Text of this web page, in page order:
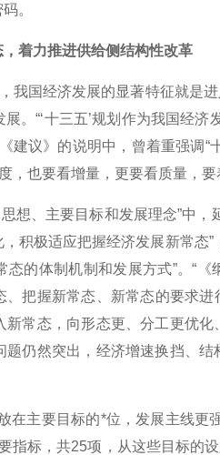
。
着力推进供给侧结构性改革
国经济发展的显著特征就是
。“‘十三五’规划作为我国经
建议》的说明中，曾着重强调
，也要看增量，更要看质量，
、主要目标和发展理念”中，
积极适应把握经济发展新常态
的体制机制和发展方式”。“
把握新常态、新常态的要求
常态，向形态更、分工更优
仍然突出，经济增速换挡、
主要目标的*位，发展主线更
指标，共25项，从这些目标的